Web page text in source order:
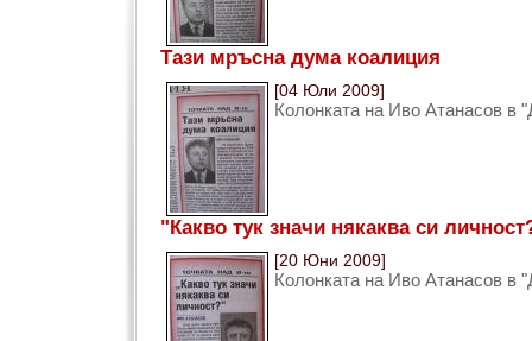
Тази мръсна дума коалиция
[04 Юли 2009]
Колонката на Иво Атанасов в
"Какво тук значи някаква си
[20 Юни 2009]
Колонката на Иво Атанасов в